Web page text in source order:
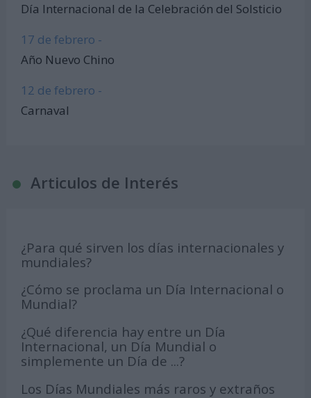
Día Internacional de la Celebración del Solsticio
17 de febrero -
Año Nuevo Chino
12 de febrero -
Carnaval
Articulos de Interés
¿Para qué sirven los días internacionales y
mundiales?
¿Cómo se proclama un Día Internacional o
Mundial?
¿Qué diferencia hay entre un Día
Internacional, un Día Mundial o
simplemente un Día de ...?
Los Días Mundiales más raros y extraños